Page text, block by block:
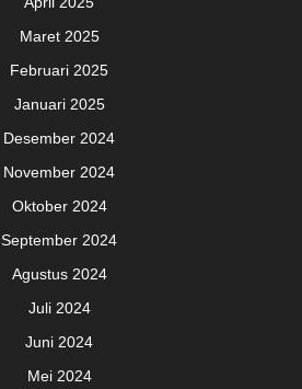
Maret 2025
Februari 2025
Januari 2025
Desember 2024
November 2024
Oktober 2024
September 2024
Agustus 2024
Juli 2024
Juni 2024
Mei 2024